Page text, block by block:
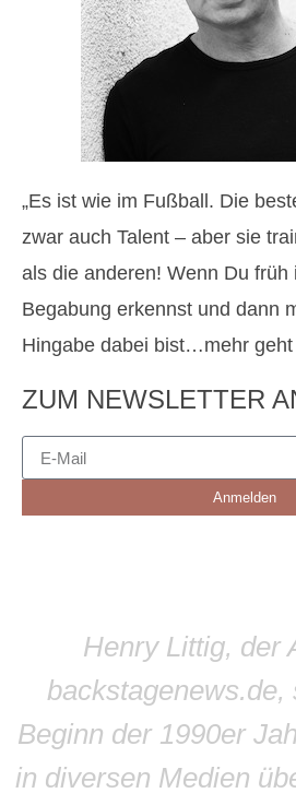
„Es ist wie im Fußball. Die
zwar auch Talent – aber sie
als die anderen! Wenn Du früh
Begabung erkennst und dann
Hingabe dabei bist…mehr geht
ZUM NEWSLETTER
Anmelden
Henry Littig, der
backstagenews.de,
Beginn der 1990er
in diversen Medien